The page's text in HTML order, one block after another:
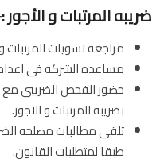
ضريبه المرتبات و الأجور
مراجعه تسويات المرتبات
مساعده الشركه فى اعداد
حضور الفحص الضريبى
بضريبه المرتبات و الاجور.
تلقى مطالبات مصلحه
طبقا لمتطلبات القانون.